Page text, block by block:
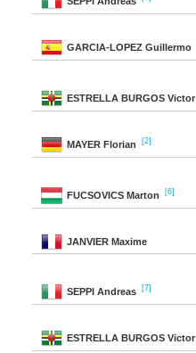
GARCIA-LOPEZ Guillermo
ESTRELLA BURGOS Victor
MAYER Florian [2]
FUCSOVICS Marton [6]
JANVIER Maxime
SEPPI Andreas [7]
ESTRELLA BURGOS Victor